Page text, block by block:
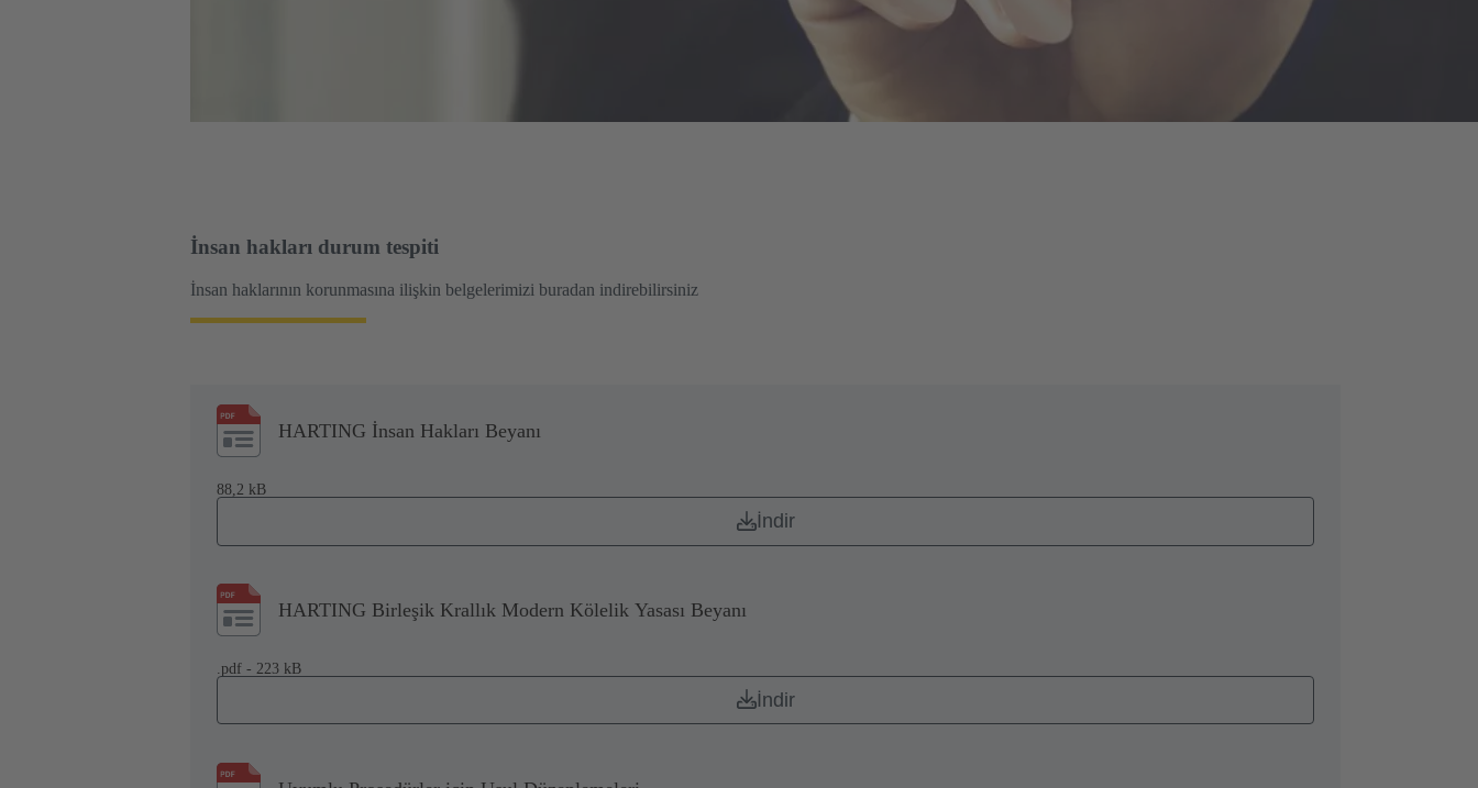
İnsan hakları durum tespiti
İnsan haklarının korunmasına ilişkin belgelerimizi buradan indirebilirsiniz
HARTING İnsan Hakları Beyanı
88,2 kB
İndir
HARTING Birleşik Krallık Modern Kölelik Yasası Beyanı
.pdf - 223 kB
İndir